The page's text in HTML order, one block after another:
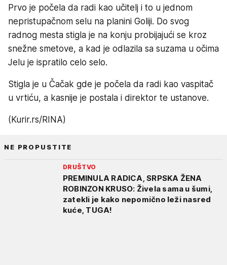
Prvo je počela da radi kao učitelj i to u jednom
nepristupačnom selu na planini Goliji. Do svog
radnog mesta stigla je na konju probijajući se kroz
snežne smetove, a kad je odlazila sa suzama u očima
Jelu je ispratilo celo selo.
Stigla je u Čačak gde je počela da radi kao vaspitač
u vrtiću, a kasnije je postala i direktor te ustanove.
(Kurir.rs/RINA)
NE PROPUSTITE
DRUŠTVO
PREMINULA RADICA, SRPSKA ŽENA
ROBINZON KRUSO: Živela sama u šumi,
zatekli je kako nepomično leži nasred
kuće, TUGA!